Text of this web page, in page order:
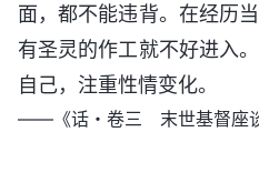
面，都不能违背。在经历
有圣灵的作工就不好进入
自己，注重性情变化。
——《话・卷三 末世基督座